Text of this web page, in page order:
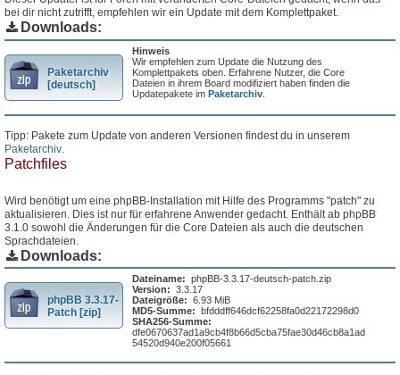
bei dir nicht zutrifft, empfehlen wir ein Update mit dem Komplettpaket.
Downloads:
Paketarchiv
[deutsch]
Hinweis
Wir empfehlen zum Update die Nutzung des
Komplettpakets oben. Erfahrene Nutzer, die Core
Dateien in ihrem Board modifiziert haben finden die
Updatepakete imPaketarchiv
Tipp: Pakete zum Update von anderen Versionen findest du in unserem
Paketarchiv
Patchfiles
Wird benötigt um eine phpBB-Installation mit Hilfe des Programms "patch" zu
aktualisieren. Dies ist nur für erfahrene Anwender gedacht. Enthält ab phpBB
3.1.0 sowohl die Änderungen für die Core Dateien als auch die deutschen
Sprachdateien.
Downloads:
phpBB 3.3.17-
Patch [zip]
Dateiname: phpBB-3.3.17-deutsch-patch.zip
Version: 3.3.17
Dateigröße: 6.93 MiB
MD5-Summe: bfdddff646dcf62258fa0d22172298d0
SHA256-Summe:
dfe0670637ad1a9cb4f8b66d5cba75fae30d46cb8a1ad
54520d940e200f05661